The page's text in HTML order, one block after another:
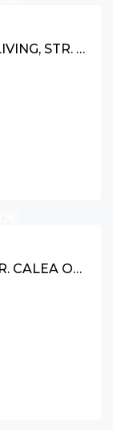
APARTAMENT CU 2 CAMERE ȘI LIVING, STR. FLORĂRII, RÂȘCANI
APARTAMENT CU 3 CAMERE, STR. CALEA ORHEIULUI, RĂȘCANI